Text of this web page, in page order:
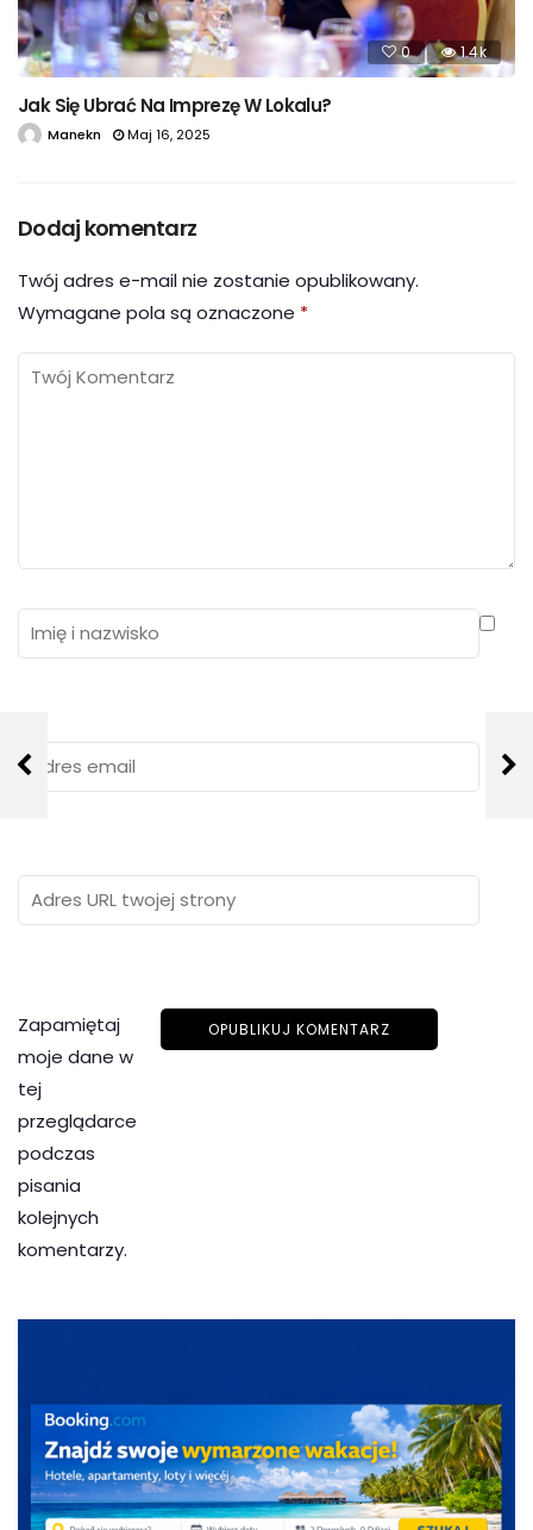
0 1.4k
Jak Się Ubrać Na Imprezę W Lokalu?
Manekn Maj 16, 2025
Dodaj komentarz
Twój adres e-mail nie zostanie opublikowany.
Wymagane pola są oznaczone *
Zapamiętaj
moje dane w
tej
przeglądarce
podczas
pisania
kolejnych
komentarzy.